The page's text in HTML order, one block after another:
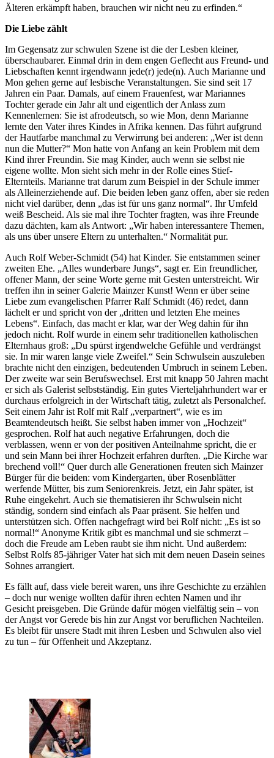
Älteren erkämpft haben, brauchen wir nicht neu zu erfinden.“
Die Liebe zählt
Im Gegensatz zur schwulen Szene ist die der Lesben kleiner,
überschaubarer. Einmal drin in dem engen Geflecht aus Freund- und
Liebschaften kennt irgendwann jede(r) jede(n). Auch Marianne und
Mon gehen gerne auf lesbische Veranstaltungen. Sie sind seit 17
Jahren ein Paar. Damals, auf einem Frauenfest, war Mariannes
Tochter gerade ein Jahr alt und eigentlich der Anlass zum
Kennenlernen: Sie ist afrodeutsch, so wie Mon, denn Marianne
lernte den Vater ihres Kindes in Afrika kennen. Das führt aufgrund
der Hautfarbe manchmal zu Verwirrung bei anderen: „Wer ist denn
nun die Mutter?“ Mon hatte von Anfang an kein Problem mit dem
Kind ihrer Freundin. Sie mag Kinder, auch wenn sie selbst nie
eigene wollte. Mon sieht sich mehr in der Rolle eines Stief-
Elternteils. Marianne trat darum zum Beispiel in der Schule immer
als Alleinerziehende auf. Die beiden leben ganz offen, aber sie reden
nicht viel darüber, denn „das ist für uns ganz normal“. Ihr Umfeld
weiß Bescheid. Als sie mal ihre Tochter fragten, was ihre Freunde
dazu dächten, kam als Antwort: „Wir haben interessantere Themen,
als uns über unsere Eltern zu unterhalten.“ Normalität pur.
Auch Rolf Weber-Schmidt (54) hat Kinder. Sie entstammen seiner
zweiten Ehe. „Alles wunderbare Jungs“, sagt er. Ein freundlicher,
offener Mann, der seine Worte gerne mit Gesten unterstreicht. Wir
treffen ihn in seiner Galerie Mainzer Kunst! Wenn er über seine
Liebe zum evangelischen Pfarrer Ralf Schmidt (46) redet, dann
lächelt er und spricht von der „dritten und letzten Ehe meines
Lebens“. Einfach, das macht er klar, war der Weg dahin für ihn
jedoch nicht. Rolf wurde in einem sehr traditionellen katholischen
Elternhaus groß: „Du spürst irgendwelche Gefühle und verdrängst
sie. In mir waren lange viele Zweifel.“ Sein Schwulsein auszuleben
brachte nicht den einzigen, bedeutenden Umbruch in seinem Leben.
Der zweite war sein Berufswechsel. Erst mit knapp 50 Jahren macht
er sich als Galerist selbstständig. Ein gutes Vierteljahrhundert war er
durchaus erfolgreich in der Wirtschaft tätig, zuletzt als Personalchef.
Seit einem Jahr ist Rolf mit Ralf „verpartnert“, wie es im
Beamtendeutsch heißt. Sie selbst haben immer von „Hochzeit“
gesprochen. Rolf hat auch negative Erfahrungen, doch die
verblassen, wenn er von der positiven Anteilnahme spricht, die er
und sein Mann bei ihrer Hochzeit erfahren durften. „Die Kirche war
brechend voll!“ Quer durch alle Generationen freuten sich Mainzer
Bürger für die beiden: vom Kindergarten, über Rosenblätter
werfende Mütter, bis zum Seniorenkreis. Jetzt, ein Jahr später, ist
Ruhe eingekehrt. Auch sie thematisieren ihr Schwulsein nicht
ständig, sondern sind einfach als Paar präsent. Sie helfen und
unterstützen sich. Offen nachgefragt wird bei Rolf nicht: „Es ist so
normal!“ Anonyme Kritik gibt es manchmal und sie schmerzt –
doch die Freude am Leben raubt sie ihm nicht. Und außerdem:
Selbst Rolfs 85-jähriger Vater hat sich mit dem neuen Dasein seines
Sohnes arrangiert.
Es fällt auf, dass viele bereit waren, uns ihre Geschichte zu erzählen
– doch nur wenige wollten dafür ihren echten Namen und ihr
Gesicht preisgeben. Die Gründe dafür mögen vielfältig sein – von
der Angst vor Gerede bis hin zur Angst vor beruflichen Nachteilen.
Es bleibt für unsere Stadt mit ihren Lesben und Schwulen also viel
zu tun – für Offenheit und Akzeptanz.